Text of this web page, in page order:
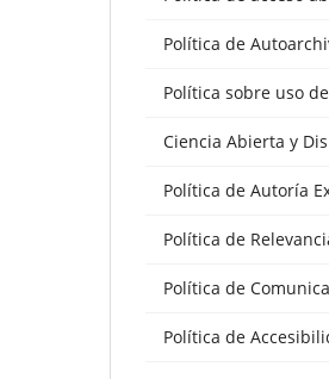
Política de
Política sobre uso
Ciencia Abierta y
Política de Autoría
Política de
Política de
Política de